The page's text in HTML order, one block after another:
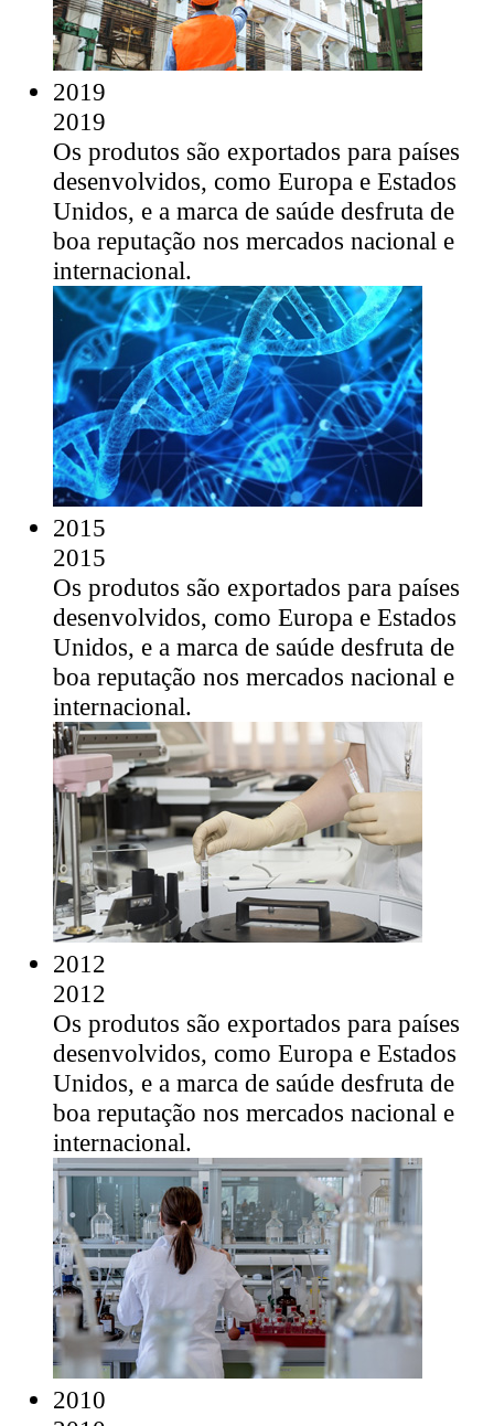
2019
2019
Os produtos são exportados para países
desenvolvidos, como Europa e Estados
Unidos, e a marca de saúde desfruta de
boa reputação nos mercados nacional e
internacional.
2015
2015
Os produtos são exportados para países
desenvolvidos, como Europa e Estados
Unidos, e a marca de saúde desfruta de
boa reputação nos mercados nacional e
internacional.
2012
2012
Os produtos são exportados para países
desenvolvidos, como Europa e Estados
Unidos, e a marca de saúde desfruta de
boa reputação nos mercados nacional e
internacional.
2010